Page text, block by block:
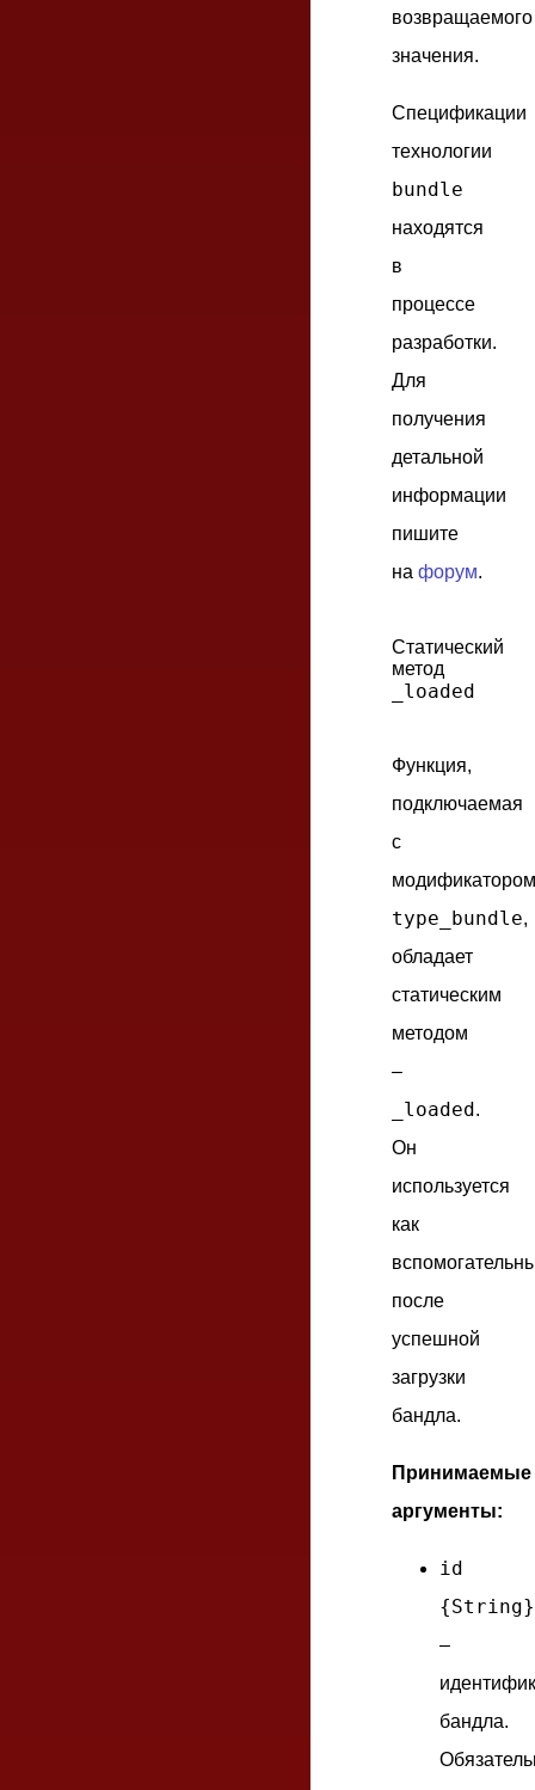
возвращаемого
значения.
Спецификации
технологии
bundle
находятся
в
процессе
разработки.
Для
получения
детальной
информации
пишите
на форум.
Статический
метод
_loaded
Функция,
подключаемая
с
модификатором
type_bundle,
обладает
статическим
методом
–
_loaded.
Он
используется
как
после
успешной
загрузки
бандла.
Принимаемые
аргументы:
id
{String}
–
бандла.